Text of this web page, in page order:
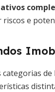
e
de